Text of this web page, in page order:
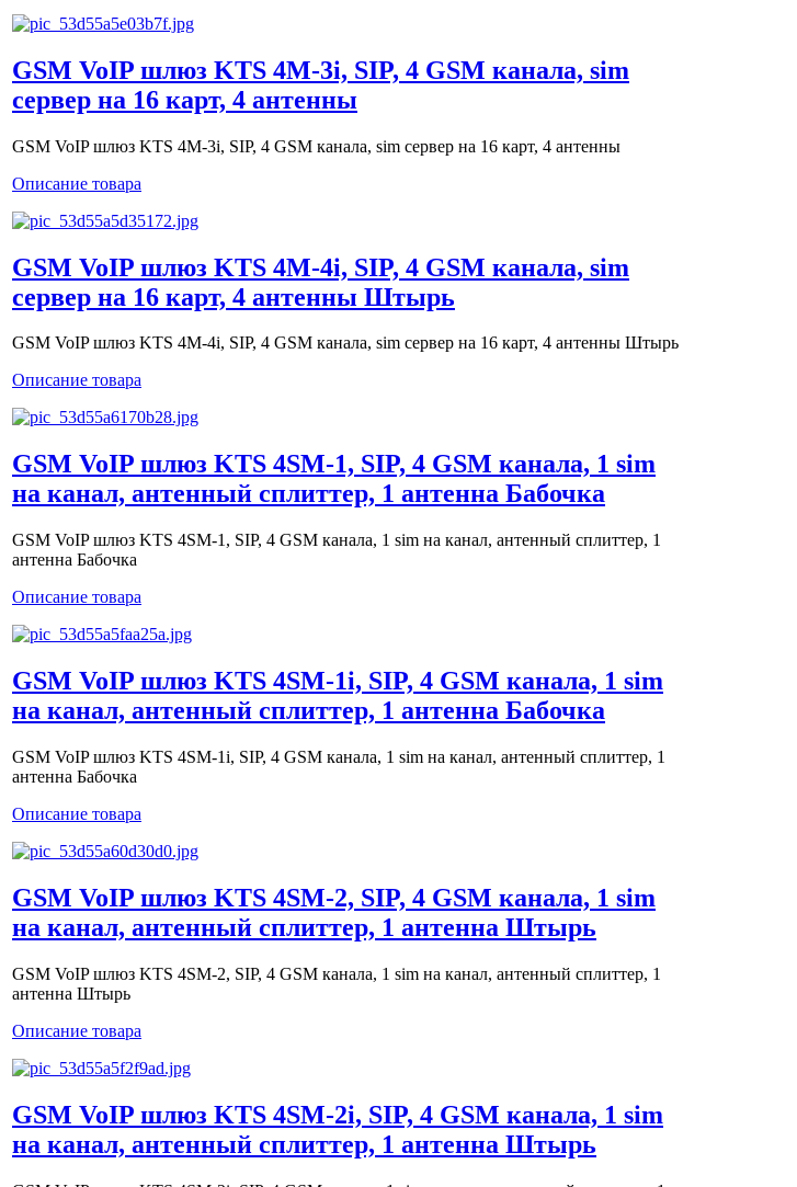
GSM VoIP шлюз KTS 4M-3i, SIP, 4 GSM канала, sim
сервер на 16 карт, 4 антенны
GSM VoIP шлюз KTS 4M-3i, SIP, 4 GSM канала, sim сервер на 16 карт, 4 антенны
Описание товара
GSM VoIP шлюз KTS 4M-4i, SIP, 4 GSM канала, sim
сервер на 16 карт, 4 антенны Штырь
GSM VoIP шлюз KTS 4M-4i, SIP, 4 GSM канала, sim сервер на 16 карт, 4 антенны Штырь
Описание товара
GSM VoIP шлюз KTS 4SM-1, SIP, 4 GSM канала, 1 sim
на канал, антенный сплиттер, 1 антенна Бабочка
GSM VoIP шлюз KTS 4SM-1, SIP, 4 GSM канала, 1 sim на канал, антенный сплиттер, 1
антенна Бабочка
Описание товара
GSM VoIP шлюз KTS 4SM-1i, SIP, 4 GSM канала, 1 sim
на канал, антенный сплиттер, 1 антенна Бабочка
GSM VoIP шлюз KTS 4SM-1i, SIP, 4 GSM канала, 1 sim на канал, антенный сплиттер, 1
антенна Бабочка
Описание товара
GSM VoIP шлюз KTS 4SM-2, SIP, 4 GSM канала, 1 sim
на канал, антенный сплиттер, 1 антенна Штырь
GSM VoIP шлюз KTS 4SM-2, SIP, 4 GSM канала, 1 sim на канал, антенный сплиттер, 1
антенна Штырь
Описание товара
GSM VoIP шлюз KTS 4SM-2i, SIP, 4 GSM канала, 1 sim
на канал, антенный сплиттер, 1 антенна Штырь